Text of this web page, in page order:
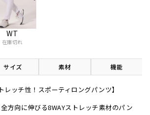
WT
在庫切れ
サイズ 素材 機能
レッチ性！スポーティロングパンツ】
方向に伸びる8WAYストレッチ素材のパン